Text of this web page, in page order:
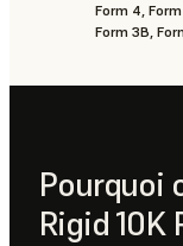
Form 4,
Form 3B,
Pourquoi
Rigid 10K